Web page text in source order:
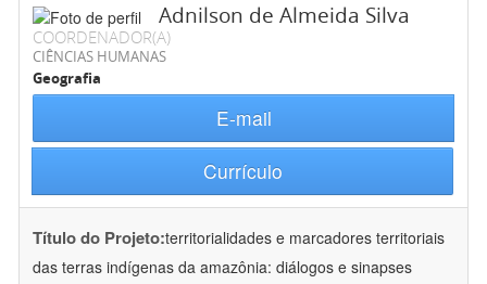
Adnilson de Almeida Silva
COORDENADOR(A)
CIÊNCIAS HUMANAS
Geografia
E-mail
Currículo
Título do Projeto:territorialidades e marcadores territoriais
das terras indígenas da amazônia: diálogos e sinapses